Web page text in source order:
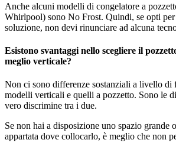
Anche alcuni modelli di congelatore a
Whirlpool) sono No Frost. Quindi, se opti
soluzione, non devi rinunciare ad alcuna
Esistono svantaggi nello scegliere il
meglio verticale?
Non ci sono differenze sostanziali a livello di
modelli verticali e quelli a pozzetto. Sono le
vero discrimine tra i due.
Se non hai a disposizione uno spazio grande
appartata dove collocarlo, è meglio che non